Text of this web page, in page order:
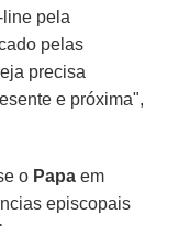
pela
pelas
precisa
e próxima",
o Papa em
episcopais